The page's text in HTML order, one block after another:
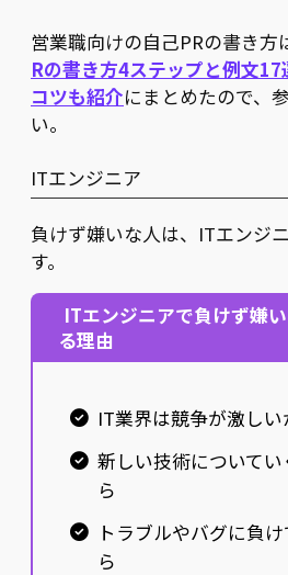
営業職向けの自己PRの書き方
Rの書き方4ステップと例文
コツも紹介にまとめたので、
い。
ITエンジニア
負けず嫌いな人は、ITエンジ
す。
ITエンジニアで負けず嫌
る理由
IT業界は競争が激しい
新しい技術について
ら
トラブルやバグに負
ら